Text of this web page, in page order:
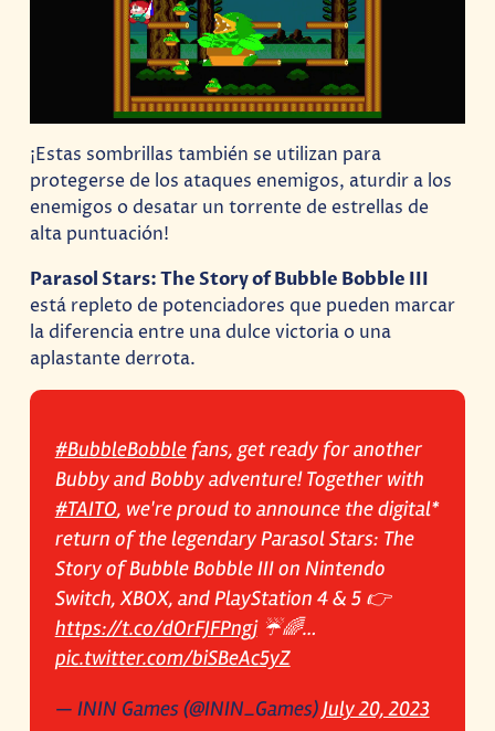
¡Estas sombrillas también se utilizan para
protegerse de los ataques enemigos, aturdir a los
enemigos o desatar un torrente de estrellas de
alta puntuación!
Parasol Stars: The Story of Bubble Bobble III
está repleto de potenciadores que pueden marcar
la diferencia entre una dulce victoria o una
aplastante derrota.
#BubbleBobblefans, get ready for another
Bubby and Bobby adventure! Together with
#TAITO, we're proud to announce the digital*
return of the legendary Parasol Stars: The
Story of Bubble Bobble III on Nintendo
Switch, XBOX, and PlayStation 4 & 5 👉
https://t.co/dOrFJFPngj☔🌈…
pic.twitter.com/biSBeAc5yZ
— ININ Games (@ININ_Games)July 20, 2023